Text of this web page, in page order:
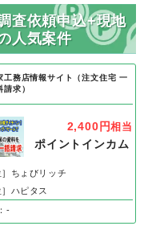
査依頼申込+現地
人気案件
工務店情報サイト（注文住宅 一
請求）
2,400円相当
ポイントインカム
］ちょびリッチ
］ハピタス
-